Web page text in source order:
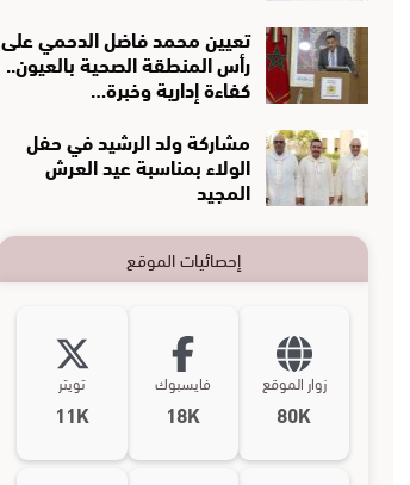
تعيين محمد فاضل الدحمي على
رأس المنطقة الصحية بالعيون..
كفاءة إدارية وخبرة…
مشاركة ولد الرشيد في حفل
الولاء بمناسبة عيد العرش
المجيد
إحصائيات الموقع
زوار الموقع
80K
فايسبوك
18K
تويتر
11K